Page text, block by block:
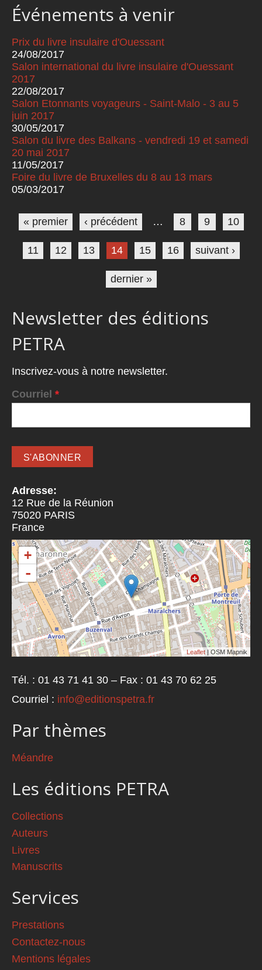
Événements à venir
Prix du livre insulaire d'Ouessant
24/08/2017
Salon international du livre insulaire d'Ouessant
2017
22/08/2017
Salon Etonnants voyageurs - Saint-Malo - 3 au 5
juin 2017
30/05/2017
Salon du livre des Balkans - vendredi 19 et samedi
20 mai 2017
11/05/2017
Foire du livre de Bruxelles du 8 au 13 mars
05/03/2017
Pages
« premier ‹ précédent … 8 9 10
11 12 13 14 15 16 suivant ›
dernier »
Newsletter des éditions
PETRA
Inscrivez-vous à notre newsletter.
Courriel *
Adresse:
12 Rue de la Réunion
75020 PARIS
France
+
-
Leaflet | OSM Mapnik
Tél. : 01 43 71 41 30 – Fax : 01 43 70 62 25
Courriel : info@editionspetra.fr
Par thèmes
Méandre
Les éditions PETRA
Collections
Auteurs
Livres
Manuscrits
Services
Prestations
Contactez-nous
Mentions légales